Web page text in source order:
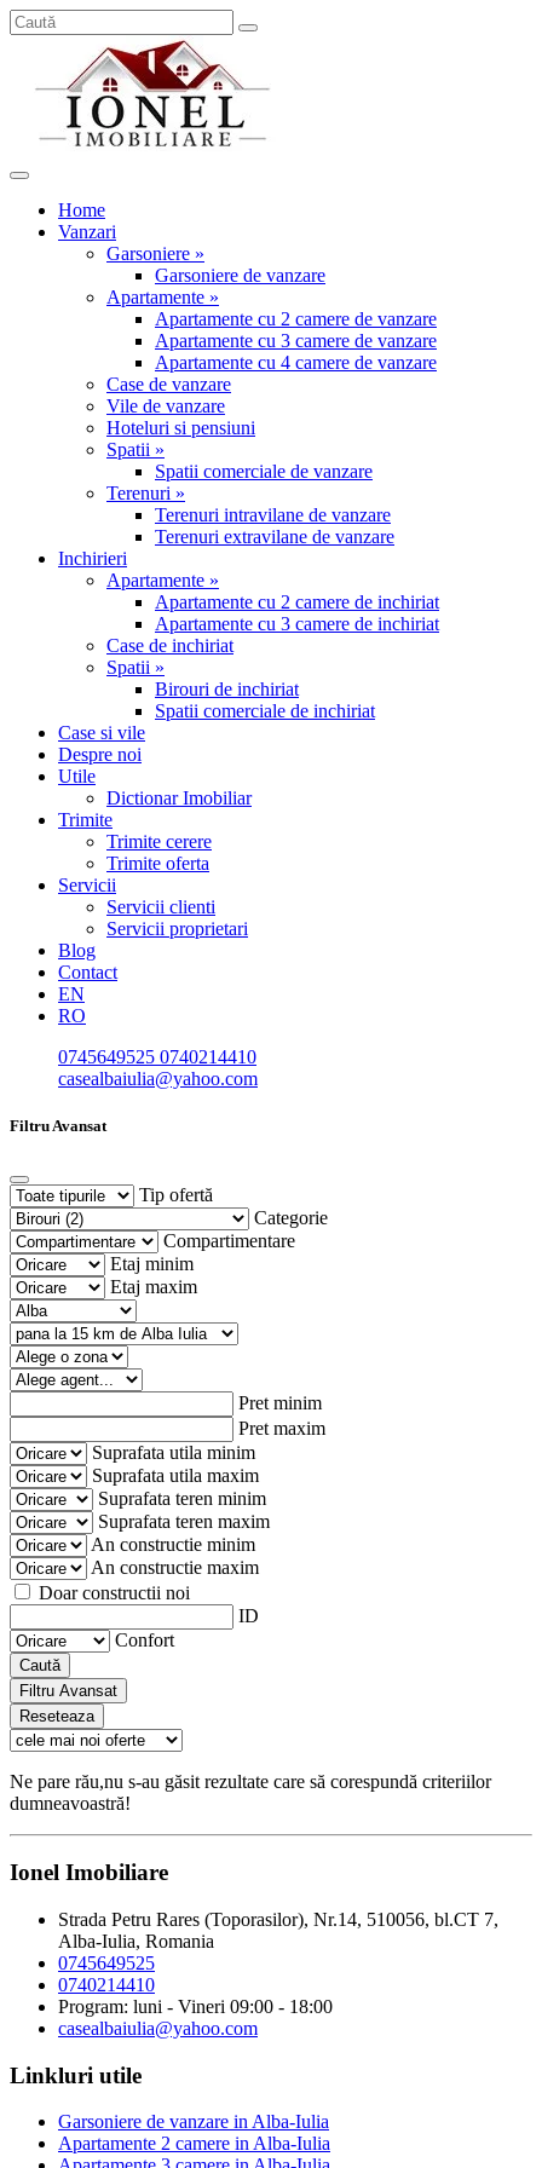
Home
Vanzari
Garsoniere »
Garsoniere de vanzare
Apartamente »
Apartamente cu 2 camere de vanzare
Apartamente cu 3 camere de vanzare
Apartamente cu 4 camere de vanzare
Case de vanzare
Vile de vanzare
Hoteluri si pensiuni
Spatii »
Spatii comerciale de vanzare
Terenuri »
Terenuri intravilane de vanzare
Terenuri extravilane de vanzare
Inchirieri
Apartamente »
Apartamente cu 2 camere de inchiriat
Apartamente cu 3 camere de inchiriat
Case de inchiriat
Spatii »
Birouri de inchiriat
Spatii comerciale de inchiriat
Case si vile
Despre noi
Utile
Dictionar Imobiliar
Trimite
Trimite cerere
Trimite oferta
Servicii
Servicii clienti
Servicii proprietari
Blog
Contact
EN
RO
0745649525 0740214410
casealbaiulia@yahoo.com
Filtru Avansat
Tip ofertă
Categorie
Compartimentare
Etaj minim
Etaj maxim
Pret minim
Pret maxim
Suprafata utila minim
Suprafata utila maxim
Suprafata teren minim
Suprafata teren maxim
An constructie minim
An constructie maxim
Doar constructii noi
ID
Confort
Caută
Filtru Avansat
Reseteaza
Ne pare rău,nu s-au găsit rezultate care să corespundă criteriilor
dumneavoastră!
Ionel Imobiliare
Strada Petru Rares (Toporasilor), Nr.14, 510056, bl.CT 7,
Alba-Iulia, Romania
0745649525
0740214410
Program: luni - Vineri 09:00 - 18:00
casealbaiulia@yahoo.com
Linkluri utile
Garsoniere de vanzare in Alba-Iulia
Apartamente 2 camere in Alba-Iulia